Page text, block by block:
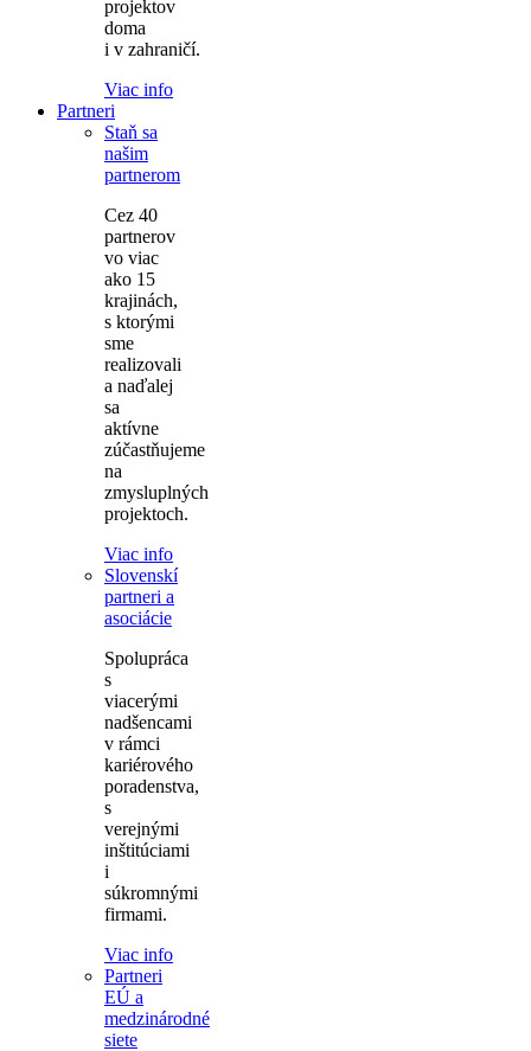
projektov
doma
i v zahraničí.
Viac info
Partneri
Staň sa
našim
partnerom
Cez 40
partnerov
vo viac
ako 15
krajinách,
s ktorými
sme
realizovali
a naďalej
sa
aktívne
zúčastňujeme
na
zmysluplných
projektoch.
Viac info
Slovenskí
partneri a
asociácie
Spolupráca
s
viacerými
nadšencami
v rámci
kariérového
poradenstva,
s
verejnými
inštitúciami
i
súkromnými
firmami.
Viac info
Partneri
EÚ a
medzinárodné
siete